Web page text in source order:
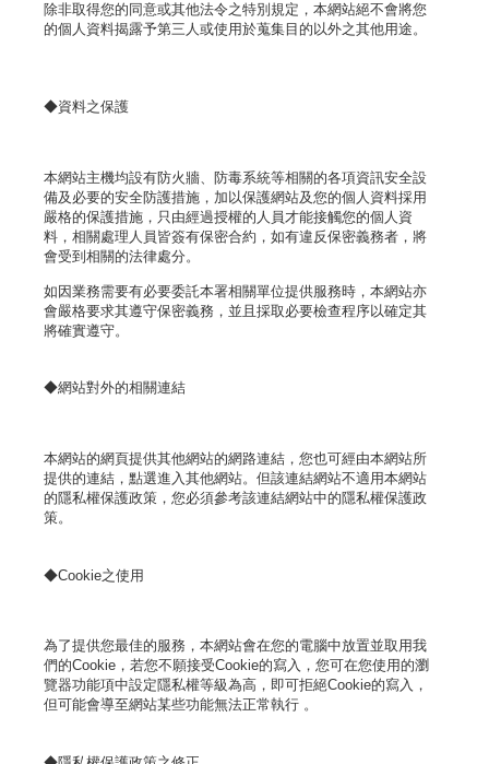
除非取得您的同意或其他法令之特別規定，本網站絕不會將您
的個人資料揭露予第三人或使用於蒐集目的以外之其他用途。
◆資料之保護
本網站主機均設有防火牆、防毒系統等相關的各項資訊安全設
備及必要的安全防護措施，加以保護網站及您的個人資料採用
嚴格的保護措施，只由經過授權的人員才能接觸您的個人資
料，相關處理人員皆簽有保密合約，如有違反保密義務者，將
會受到相關的法律處分。
如因業務需要有必要委託本署相關單位提供服務時，本網站亦
會嚴格要求其遵守保密義務，並且採取必要檢查程序以確定其
將確實遵守。
◆網站對外的相關連結
本網站的網頁提供其他網站的網路連結，您也可經由本網站所
提供的連結，點選進入其他網站。但該連結網站不適用本網站
的隱私權保護政策，您必須參考該連結網站中的隱私權保護政
策。
◆Cookie之使用
為了提供您最佳的服務，本網站會在您的電腦中放置並取用我
們的Cookie，若您不願接受Cookie的寫入，您可在您使用的瀏
覽器功能項中設定隱私權等級為高，即可拒絕Cookie的寫入，
但可能會導至網站某些功能無法正常執行 。